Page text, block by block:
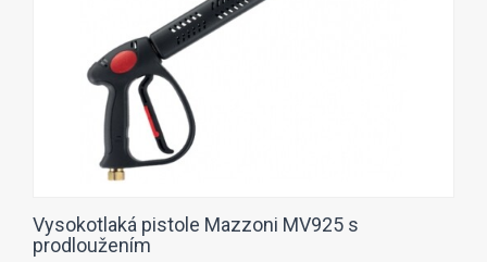
Vysokotlaká pistole Mazzoni MV925 s
prodloužením